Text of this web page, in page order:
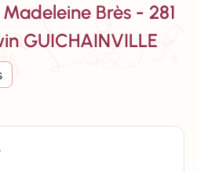
Brès - 281
GUICHAINVILLE